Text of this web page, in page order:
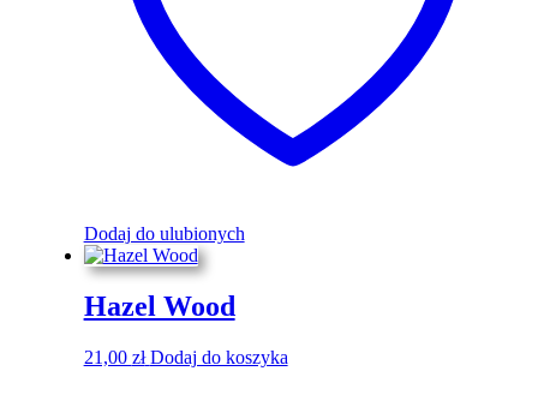
Dodaj do ulubionych
Hazel Wood
21,00 zł Dodaj do koszyka